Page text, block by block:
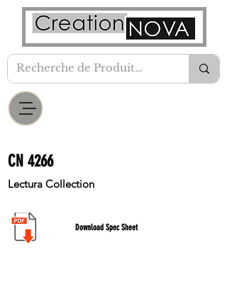
CN 4266
Lectura Collection
Download Spec Sheet